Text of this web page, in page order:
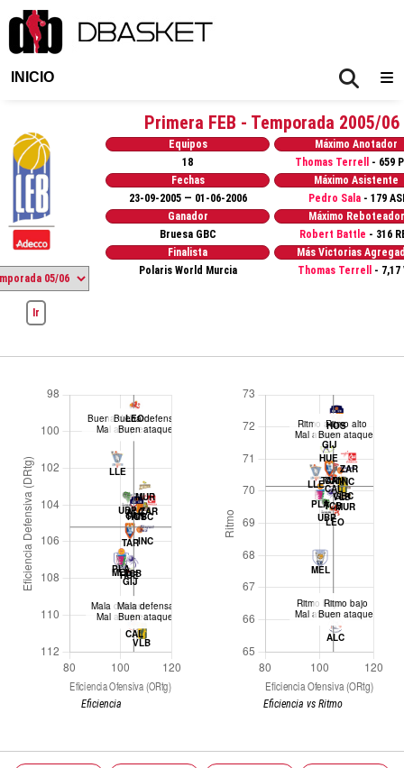
INICIO
Primera FEB - Temporada 2005/06
Equipos
18
Fechas
23-09-2005 — 01-06-2006
Ganador
Bruesa GBC
Finalista
Polaris World Murcia
Máximo Anotador
Thomas Terrell
- 659
Máximo Asistente
Pedro Sala- 179 ASI
Máximo Reboteador
Robert Battle - 316
Más Victorias
Thomas Terrell
- 7,17
Eficiencia Eficiencia vs Ritmo